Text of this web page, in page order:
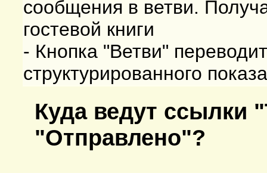
сообщения в ветви.
гостевой книги
- Кнопка "Ветви"
структурированного
Куда ведут ссылки
"Отправлено"?